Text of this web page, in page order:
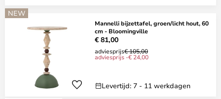
NEW
Mannelli bijzettafel, groen/licht hout, 60
cm - Bloomingville
€ 81,00
adviesprijs€ 105,00
adviesprijs -€ 24,00
Levertijd: 7 - 11 werkdagen